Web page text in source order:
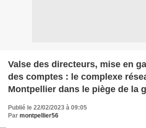
Valse des directeurs, mise en
des comptes : le complexe
Montpellier dans le piège de la
Publié le 22/02/2023 à 09:05
Par montpellier56